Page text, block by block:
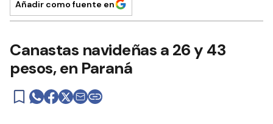
Añadir como fuente en
Canastas navideñas a 26 y 43
pesos, en Paraná